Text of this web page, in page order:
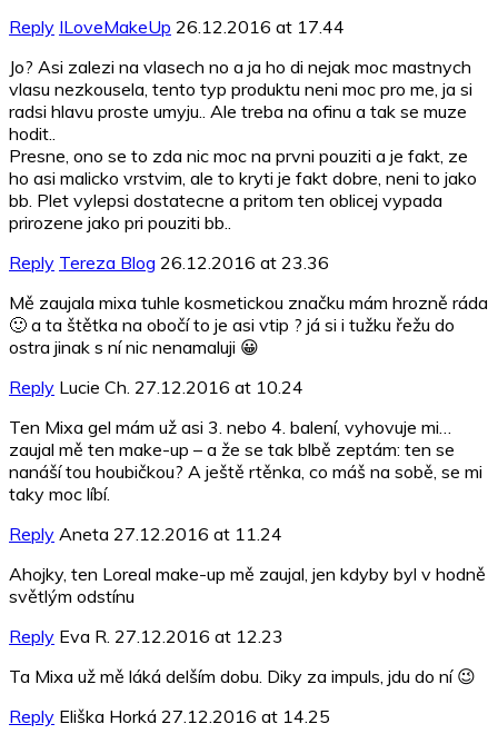
Reply ILoveMakeUp 26.12.2016 at 17.44
Jo? Asi zalezi na vlasech no a ja ho di nejak moc mastnych
vlasu nezkousela, tento typ produktu neni moc pro me, ja si
radsi hlavu proste umyju.. Ale treba na ofinu a tak se muze
hodit..
Presne, ono se to zda nic moc na prvni pouziti a je fakt, ze
ho asi malicko vrstvim, ale to kryti je fakt dobre, neni to jako
bb. Plet vylepsi dostatecne a pritom ten oblicej vypada
prirozene jako pri pouziti bb..
Reply Tereza Blog 26.12.2016 at 23.36
Mě zaujala mixa tuhle kosmetickou značku mám hrozně ráda
🙂 a ta štětka na obočí to je asi vtip ? já si i tužku řežu do
ostra jinak s ní nic nenamaluji 😀
Reply Lucie Ch. 27.12.2016 at 10.24
Ten Mixa gel mám už asi 3. nebo 4. balení, vyhovuje mi…
zaujal mě ten make-up – a že se tak blbě zeptám: ten se
nanáší tou houbičkou? A ještě rtěnka, co máš na sobě, se mi
taky moc líbí.
Reply Aneta 27.12.2016 at 11.24
Ahojky, ten Loreal make-up mě zaujal, jen kdyby byl v hodně
světlým odstínu
Reply Eva R. 27.12.2016 at 12.23
Ta Mixa už mě láká delším dobu. Diky za impuls, jdu do ní 😉
Reply Eliška Horká 27.12.2016 at 14.25